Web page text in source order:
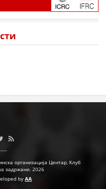
организација Центар, Клуб
задржани. 2026
by AA